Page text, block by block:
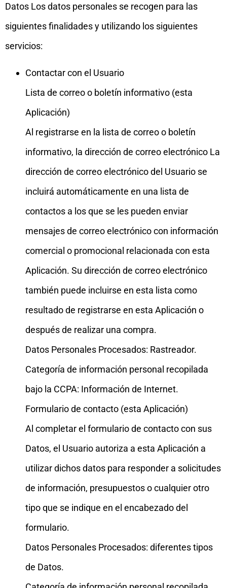
Datos Los datos personales se recogen para las
siguientes finalidades y utilizando los siguientes
servicios:
Contactar con el Usuario
Lista de correo o boletín informativo (esta
Aplicación)
Al registrarse en la lista de correo o boletín
informativo, la dirección de correo electrónico La
dirección de correo electrónico del Usuario se
incluirá automáticamente en una lista de
contactos a los que se les pueden enviar
mensajes de correo electrónico con información
comercial o promocional relacionada con esta
Aplicación. Su dirección de correo electrónico
también puede incluirse en esta lista como
resultado de registrarse en esta Aplicación o
después de realizar una compra.
Datos Personales Procesados: Rastreador.
Categoría de información personal recopilada
bajo la CCPA: Información de Internet.
Formulario de contacto (esta Aplicación)
Al completar el formulario de contacto con sus
Datos, el Usuario autoriza a esta Aplicación a
utilizar dichos datos para responder a solicitudes
de información, presupuestos o cualquier otro
tipo que se indique en el encabezado del
formulario.
Datos Personales Procesados: diferentes tipos
de Datos.